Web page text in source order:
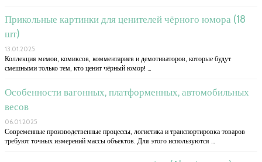
Прикольные картинки для ценителей чёрного юмора (18
шт)
13.01.2025
Коллекция мемов, комиксов, комментариев и демотиваторов, которые будут
смешными только тем, кто ценит чёрный юмор! …
Особенности вагонных, платформенных, автомобильных
весов
06.01.2025
Современные производственные процессы, логистика и транспортировка товаров
требуют точных измерений массы объектов. Для этого используются …